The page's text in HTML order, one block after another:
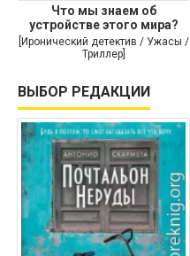
Что мы знаем об
устройстве этого мира?
[Иронический детектив / Ужасы /
Триллер]
ВЫБОР РЕДАКЦИИ